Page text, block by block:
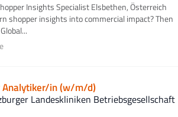
Insights Specialist Elsbethen, Österreich
shopper insights into commercial impact? Then
in (w/m/d)
Landeskliniken Betriebsgesellschaft